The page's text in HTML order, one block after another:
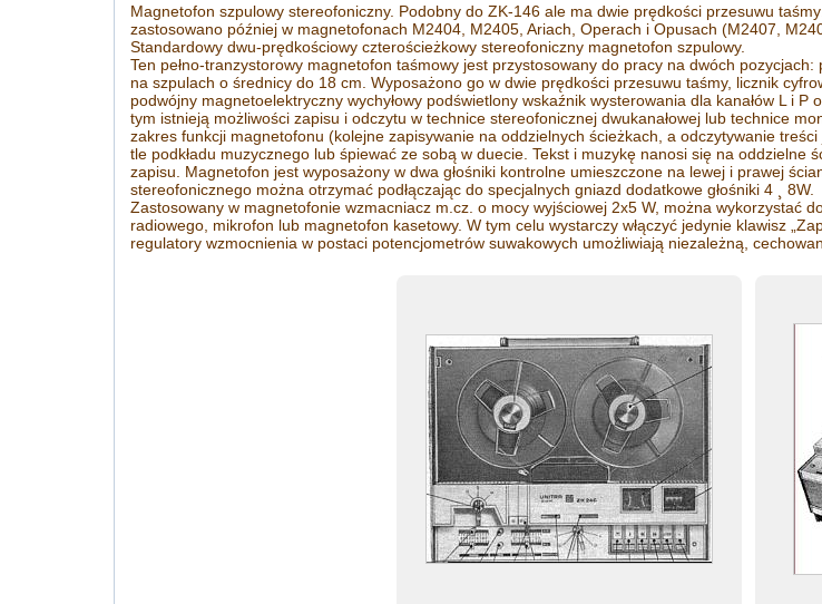
Magnetofon szpulowy stereofoniczny. Podobny do ZK-146 ale ma dwie prędkości przesuwu
zastosowano później w magnetofonach M2404, M2405, Ariach, Operach i Opusach (M2407,
Standardowy dwu-prędkościowy czterościeżkowy stereofoniczny magnetofon szpulowy.
Ten pełno-tranzystorowy magnetofon taśmowy jest przystosowany do pracy na dwóch
na szpulach o średnicy do 18 cm. Wyposażono go w dwie prędkości przesuwu taśmy, licznik
podwójny magnetoelektryczny wychyłowy podświetlony wskaźnik wysterowania dla kanałów L i
tym istnieją możliwości zapisu i odczytu w technice stereofonicznej dwukanałowej lub technice
zakres funkcji magnetofonu (kolejne zapisywanie na oddzielnych ścieżkach, a odczytywanie
tle podkładu muzycznego lub śpiewać ze sobą w duecie. Tekst i muzykę nanosi się na
zapisu. Magnetofon jest wyposażony w dwa głośniki kontrolne umieszczone na lewej i prawej
stereofonicznego można otrzymać podłączając do specjalnych gniazd dodatkowe głośniki 4 ¸ 8W.
Zastosowany w magnetofonie wzmacniacz m.cz. o mocy wyjściowej 2x5 W, można wykorzystać
radiowego, mikrofon lub magnetofon kasetowy. W tym celu wystarczy włączyć jedynie klawisz
regulatory wzmocnienia w postaci potencjometrów suwakowych umożliwiają niezależną,